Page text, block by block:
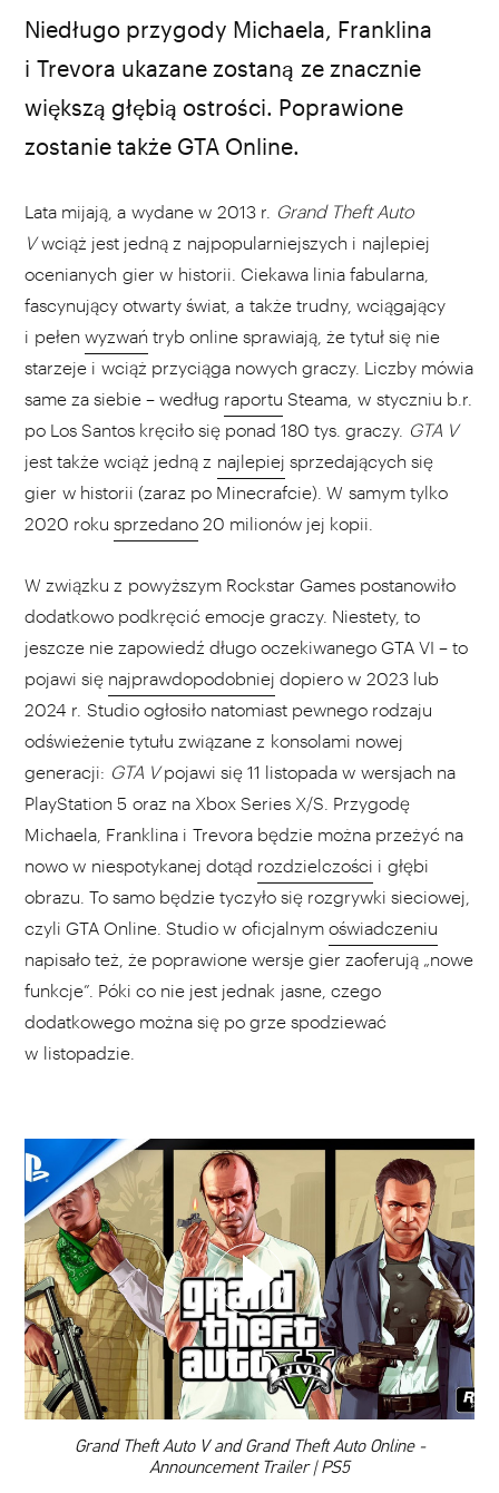
Niedługo przygody Michaela, Franklina
i Trevora ukazane zostaną ze znacznie
większą głębią ostrości. Poprawione
zostanie także GTA Online.
Lata mijają, a wydane w 2013 r. Grand Theft Auto
Vwciąż jest jedną z najpopularniejszych i najlepiej
ocenianych gier w historii. Ciekawa linia fabularna,
fascynujący otwarty świat, a także trudny, wciągający
i pełen wyzwań tryb online sprawiają, że tytuł się nie
starzeje i wciąż przyciąga nowych graczy. Liczby mówia
same za siebie – według raportu Steama, w styczniu b.r.
po Los Santos kręciło się ponad 180 tys. graczy. GTA V
jest także wciąż jedną z najlepiej sprzedających się
gier w historii (zaraz po Minecrafcie). W samym tylko
2020 roku sprzedano 20 milionów jej kopii.
W związku z powyższym Rockstar Games postanowiło
dodatkowo podkręcić emocje graczy. Niestety, to
jeszcze nie zapowiedź długo oczekiwanego GTA VI – to
pojawi się najprawdopodobniej dopiero w 2023 lub
2024 r. Studio ogłosiło natomiast pewnego rodzaju
odświeżenie tytułu związane z konsolami nowej
generacji: GTA Vpojawi się 11 listopada w wersjach na
PlayStation 5 oraz na Xbox Series X/S. Przygodę
Michaela, Franklina i Trevora będzie można przeżyć na
nowo w niespotykanej dotąd rozdzielczości i głębi
obrazu. To samo będzie tyczyło się rozgrywki sieciowej,
czyli GTA Online. Studio w oficjalnym oświadczeniu
napisało też, że poprawione wersje gier zaoferują „nowe
funkcje”. Póki co nie jest jednak jasne, czego
dodatkowego można się po grze spodziewać
w listopadzie.
00:00
Grand Theft Auto V and Grand Theft Auto Online -
Announcement Trailer | PS5
WYBIERZ SWOJĄ PLAYLISTĘ
DODAJ TEN FILM DO PLAYLISTY